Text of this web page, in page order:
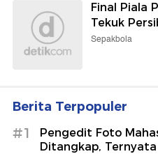
Final Piala
Tekuk
Sepakbola
Berita Terpopuler
#1
Pengedit Foto
Ditangkap,